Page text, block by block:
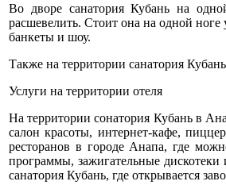
Во дворе санатория Кубань на
расшевелить. Стоит она на одной
банкеты и шоу.
Также на территории санатория
Услуги на территории отеля
На территории сонатория Кубань в
салон красоты, интернет-кафе,
ресторанов в городе Анапа, где
программы, зажигательные
санатория Кубань, где открывается